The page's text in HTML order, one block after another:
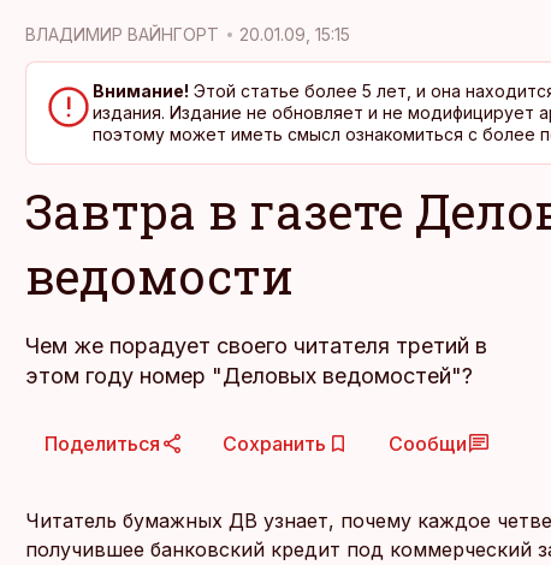
ВЛАДИМИР ВАЙНГОРТ 20.01.09, 15:15
Внимание! Этой статье более 5 лет, и она
издания. Издание не обновляет и не модифицирует
поэтому может иметь смысл ознакомиться с более
Завтра в газете
ведомости
Чем же порадует своего читателя третий в
этом году номер "Деловых ведомостей"?
Поделиться Сохранить Сообщи
Читатель бумажных ДВ узнает, почему каждое
получившее банковский кредит под коммерческий